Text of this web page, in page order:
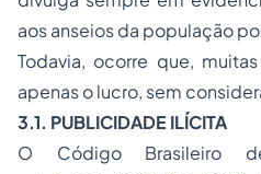
aos anseios da população
Todavia, ocorre que,
apenas o lucro, sem
3.1. PUBLICIDADE ILÍCITA
O Código Brasileiro de